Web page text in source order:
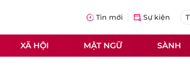
Tin mới Sự kiện
XÃ HỘI MẬT NGỮ SÀNH